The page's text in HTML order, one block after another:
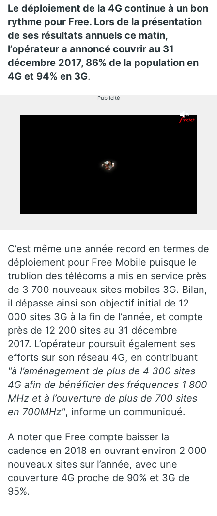
Le déploiement de la 4G continue à un bon
rythme pour Free. Lors de la présentation
de ses résultats annuels ce matin,
l’opérateur a annoncé couvrir au 31
décembre 2017, 86% de la population en
4G et 94% en 3G.
Publicité
C’est même une année record en termes de
déploiement pour Free Mobile puisque le
trublion des télécoms a mis en service près
de 3 700 nouveaux sites mobiles 3G. Bilan,
il dépasse ainsi son objectif initial de 12
000 sites 3G à la fin de l’année, et compte
près de 12 200 sites au 31 décembre
2017. L’opérateur poursuit également ses
efforts sur son réseau 4G, en contribuant
"à l’aménagement de plus de 4 300 sites
4G afin de bénéficier des fréquences 1 800
MHz et à l’ouverture de plus de 700 sites
en 700MHz", informe un communiqué.
A noter que Free compte baisser la
cadence en 2018 en ouvrant environ 2 000
nouveaux sites sur l’année, avec une
couverture 4G proche de 90% et 3G de
95%.